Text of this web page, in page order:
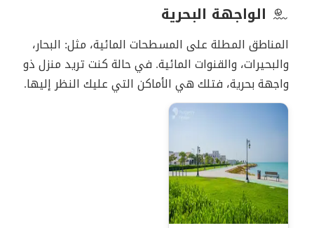
الواجهة البحرية
المناطق المطلة على المسطحات المائية، مثل: البحار،
والبحيرات، والقنوات المائية. في حالة كنت تريد منزل ذو
واجهة بحرية، فتلك هي الأماكن التي عليك النظر إليها.